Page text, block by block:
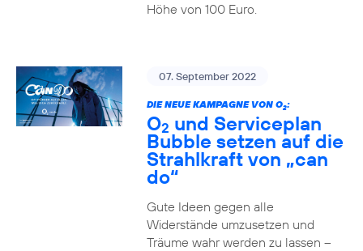
Höhe von 100 Euro.
07. September 2022
DIE NEUE KAMPAGNE VON O2:
O2 und Serviceplan
Bubble setzen auf die
Strahlkraft von „can
do“
Gute Ideen gegen alle
Widerstände umzusetzen und
Träume wahr werden zu lassen –